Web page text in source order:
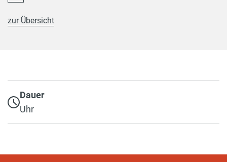
zur Übersicht
Dauer
Uhr